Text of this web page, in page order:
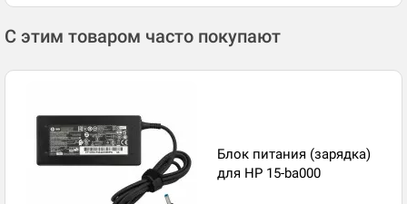
С этим товаром часто покупают
Блок питания (зарядка)
для HP 15-ba000